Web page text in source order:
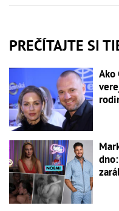
PREČÍTAJTE SI
Ako